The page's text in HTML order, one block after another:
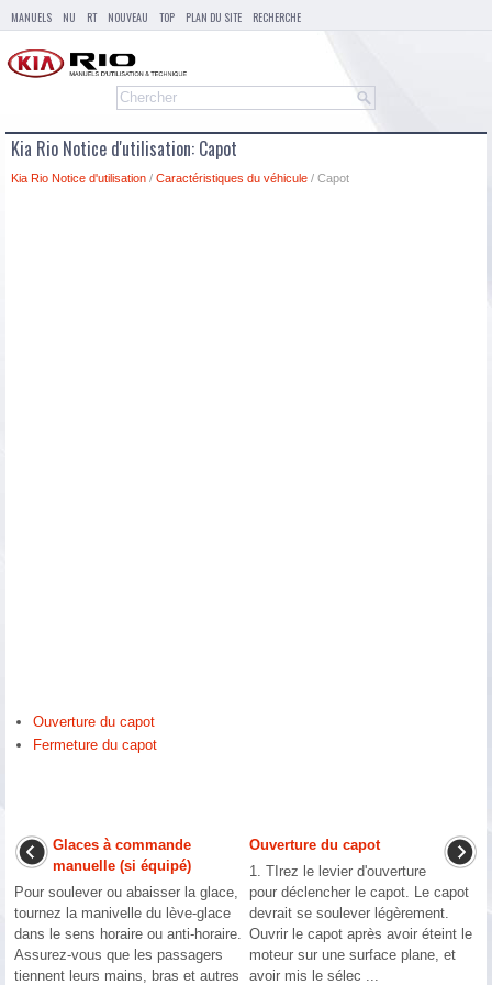
MANUELS NU RT NOUVEAU TOP PLAN DU SITE RECHERCHE
Kia Rio Notice d'utilisation: Capot
Kia Rio Notice d'utilisation / Caractéristiques du véhicule / Capot
Ouverture du capot
Fermeture du capot
Glaces à commande
manuelle (si équipé)
Pour soulever ou abaisser la glace,
tournez la manivelle du lève-glace
dans le sens horaire ou anti-horaire.
Assurez-vous que les passagers
tiennent leurs mains, bras et autres
Ouverture du capot
1. TIrez le levier d'ouverture
pour déclencher le capot. Le capot
devrait se soulever légèrement.
Ouvrir le capot après avoir éteint le
moteur sur une surface plane, et
avoir mis le sélec ...